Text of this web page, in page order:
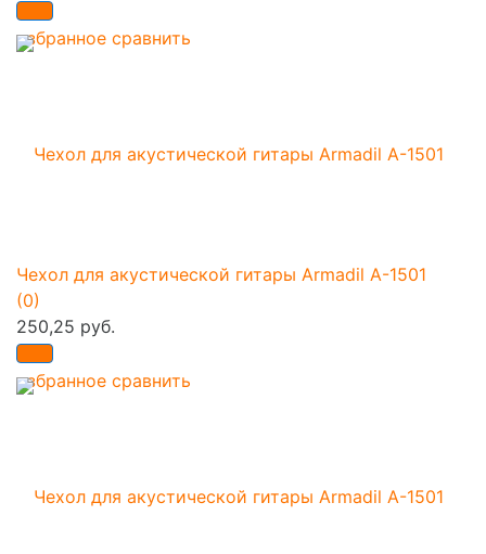
избранное сравнить
избранное сравнить
Чехол для акустической гитары Armadil A-1501
(0)
250,25 руб.